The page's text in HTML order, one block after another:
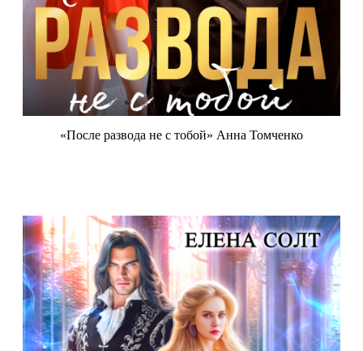
«После развода не с тобой» Анна Томченко